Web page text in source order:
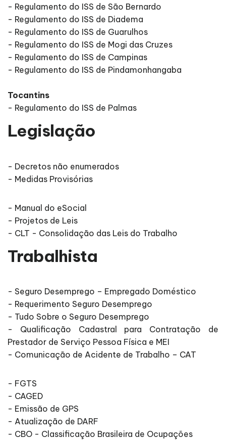
- Regulamento do ISS de São Bernardo
- Regulamento do ISS de Diadema
- Regulamento do ISS de Guarulhos
- Regulamento do ISS de Mogi das Cruzes
- Regulamento do ISS de Campinas
- Regulamento do ISS de Pindamonhangaba
Tocantins
- Regulamento do ISS de Palmas
Legislação
- Decretos não enumerados
- Medidas Provisórias
- Manual do eSocial
- Projetos de Leis
- CLT - Consolidação das Leis do Trabalho
Trabalhista
- Seguro Desemprego – Empregado Doméstico
- Requerimento Seguro Desemprego
- Tudo Sobre o Seguro Desemprego
- Qualificação Cadastral para Contratação de
Prestador de Serviço Pessoa Física e MEI
- Comunicação de Acidente de Trabalho – CAT
- FGTS
- CAGED
- Emissão de GPS
- Atualização de DARF
- CBO - Classificação Brasileira de Ocupações